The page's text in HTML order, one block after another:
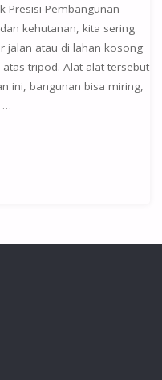
Presisi Pembangunan
kehutanan, kita sering
jalan atau di lahan kosong
tripod. Alat-alat tersebut
ini, bangunan bisa miring,
…